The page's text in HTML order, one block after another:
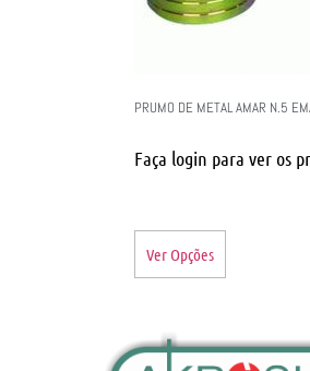
PRUMO DE METAL AMAR N.5
Faça login para ver os
Ver Opções